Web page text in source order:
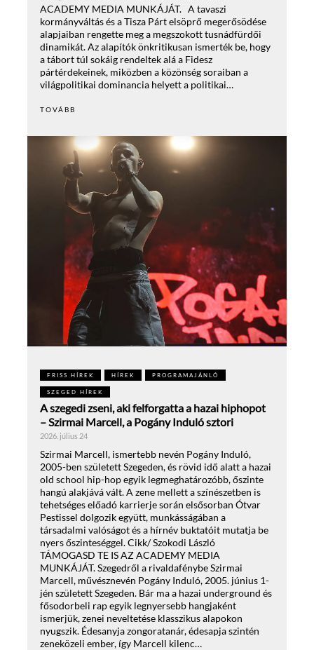
ACADEMY MEDIA MUNKÁJÁT. A tavaszi
kormányváltás és a Tisza Párt elsöprő megerősödése
alapjaiban rengette meg a megszokott tusnádfürdői
dinamikát. Az alapítók önkritikusan ismerték be, hogy
a tábort túl sokáig rendeltek alá a Fidesz
pártérdekeinek, miközben a közönség soraiban a
világpolitikai dominancia helyett a politikai…
TOVÁBB
FRISS HÍREK HÍREK PROGRAMAJÁNLÓ
SZEGED HÍREK
A szegedi zseni, aki felforgatta a hazai hiphopot
– Szirmai Marcell, a Pogány Induló sztori
2026. július 24
Szirmai Marcell, ismertebb nevén Pogány Induló,
2005-ben született Szegeden, és rövid idő alatt a hazai
old school hip-hop egyik legmeghatározóbb, őszinte
hangú alakjává vált. A zene mellett a színészetben is
tehetséges előadó karrierje során elsősorban Ótvar
Pestissel dolgozik együtt, munkásságában a
társadalmi valóságot és a hírnév buktatóit mutatja be
nyers őszinteséggel. Cikk/ Szokodi László
TÁMOGASD TE IS AZ ACADEMY MEDIA
MUNKÁJÁT. Szegedről a rivaldafénybe Szirmai
Marcell, művésznevén Pogány Induló, 2005. június 1-
jén született Szegeden. Bár ma a hazai underground és
fősodorbeli rap egyik legnyersebb hangjaként
ismerjük, zenei neveltetése klasszikus alapokon
nyugszik. Édesanyja zongoratanár, édesapja szintén
zeneközeli ember, így Marcell kilenc…